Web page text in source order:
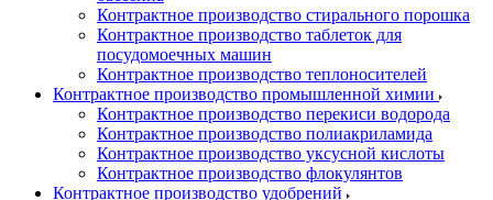
Контрактное производство стирального порошка
Контрактное производство таблеток для
посудомоечных машин
Контрактное производство теплоносителей
Контрактное производство промышленной химии
Контрактное производство перекиси водорода
Контрактное производство полиакриламида
Контрактное производство уксусной кислоты
Контрактное производство флокулянтов
Контрактное производство удобрений